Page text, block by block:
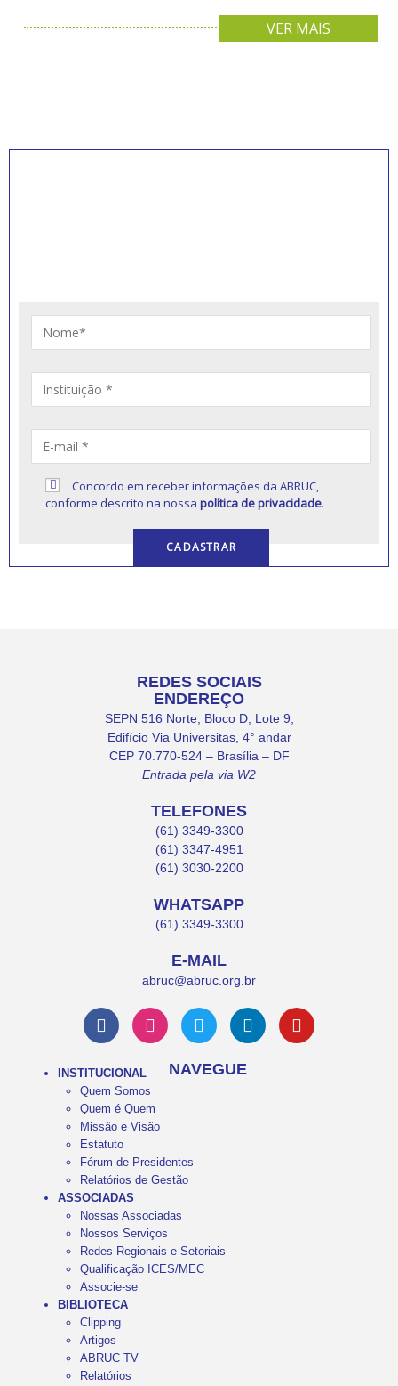
VER MAIS
Concordo em receber informações da ABRUC,
conforme descrito na nossapolítica de privacidade.
REDES SOCIAIS
ENDEREÇO
SEPN 516 Norte, Bloco D, Lote 9,
Edifício Via Universitas, 4° andar
CEP 70.770-524 – Brasília – DF
Entrada pela via W2
TELEFONES
(61) 3349-3300
(61) 3347-4951
(61) 3030-2200
WHATSAPP
(61) 3349-3300
E-MAIL
abruc@abruc.org.br
NAVEGUE
INSTITUCIONAL
Quem Somos
Quem é Quem
Missão e Visão
Estatuto
Fórum de Presidentes
Relatórios de Gestão
ASSOCIADAS
Nossas Associadas
Nossos Serviços
Redes Regionais e Setoriais
Qualificação ICES/MEC
Associe-se
BIBLIOTECA
Clipping
Artigos
ABRUC TV
Relatórios